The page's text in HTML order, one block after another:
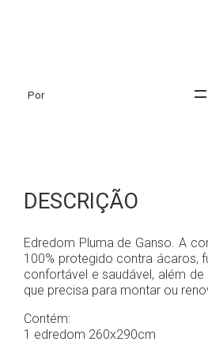
DESCRIÇÃO
Edredom Pluma de Ganso. A
100% protegido contra ácaros,
confortável e saudável, além
que precisa para montar ou
Contém:
1 edredom 260x290cm